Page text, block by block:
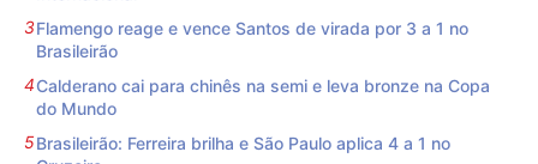
Flamengo reage e vence Santos de virada por 3 a 1 no
Brasileirão
Calderano cai para chinês na semi e leva bronze na Copa
do Mundo
Brasileirão: Ferreira brilha e São Paulo aplica 4 a 1 no